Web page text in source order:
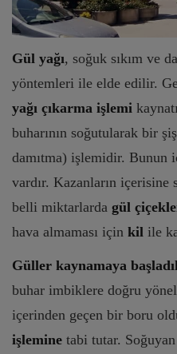
Gül yağı, soğuk sıkım ve
yöntemleri ile elde edilir.
yağı çıkarma işlemi
buharının soğutularak bir
damıtma) işlemidir. Bunun
vardır. Kazanların
belli miktarlarda gül
hava almaması için kil ile
Güller kaynamaya
buhar imbiklere doğru
içerinden geçen bir boru
işlemine tabi tutar.